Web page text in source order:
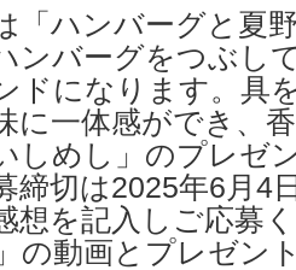
「ハンバーグと夏
ンバーグをつぶし
ドになります。具
に一体感ができ、
しめし」のプレゼ
締切は2025年6月4
想を記入しご応募
の動画とプレゼン